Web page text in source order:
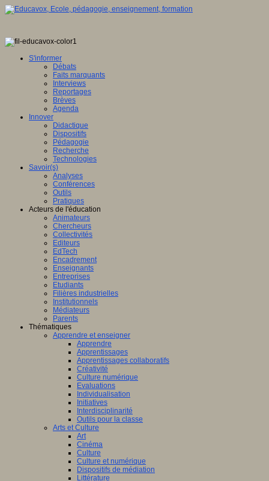
S'informer
Débats
Faits marquants
Interviews
Reportages
Brèves
Agenda
Innover
Didactique
Dispositifs
Pédagogie
Recherche
Technologies
Savoir(s)
Analyses
Conférences
Outils
Pratiques
Acteurs de l'éducation
Animateurs
Chercheurs
Collectivités
Editeurs
EdTech
Encadrement
Enseignants
Entreprises
Etudiants
Filières industrielles
Institutionnels
Médiateurs
Parents
Thématiques
Apprendre et enseigner
Apprendre
Apprentissages
Apprentissages collaboratifs
Créativité
Culture numérique
Evaluations
Individualisation
Initiatives
Interdisciplinarité
Outils pour la classe
Arts et Culture
Art
Cinéma
Culture
Culture et numérique
Dispositifs de médiation
Littérature